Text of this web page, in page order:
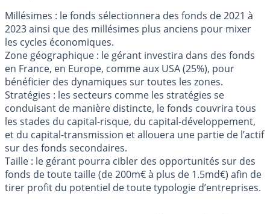
Millésimes : le fonds sélectionnera des fonds de 2021 à
2023 ainsi que des millésimes plus anciens pour mixer
les cycles économiques.
Zone géographique : le gérant investira dans des fonds
en France, en Europe, comme aux USA (25%), pour
bénéficier des dynamiques sur toutes les zones.
Stratégies : les secteurs comme les stratégies se
conduisant de manière distincte, le fonds couvrira tous
les stades du capital-risque, du capital-développement,
et du capital-transmission et allouera une partie de l’actif
sur des fonds secondaires.
Taille : le gérant pourra cibler des opportunités sur des
fonds de toute taille (de 200m€ à plus de 1.5md€) afin de
tirer profit du potentiel de toute typologie d’entreprises.